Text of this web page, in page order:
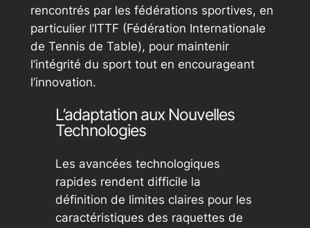
rencontrés par les fédérations sportives, en
particulier l’ITTF (Fédération Internationale
de Tennis de Table), pour maintenir
l’intégrité du sport tout en encourageant
l’innovation.
L’adaptation aux Nouvelles
Technologies
Les avancées technologiques
rapides rendent difficile la
définition de limites claires pour les
caractéristiques des raquettes de